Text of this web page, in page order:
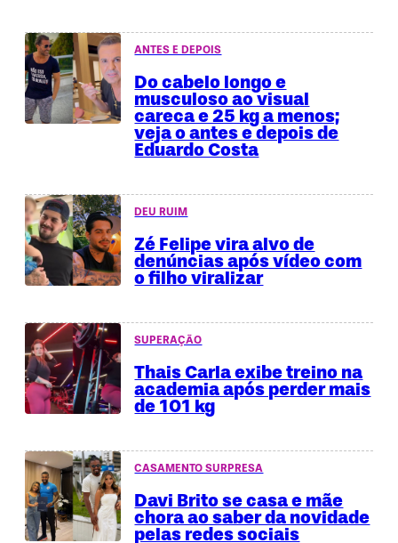
ANTES E DEPOIS
Do cabelo longo e
musculoso ao visual
careca e 25 kg a menos;
veja o antes e depois de
Eduardo Costa
DEU RUIM
Zé Felipe vira alvo de
denúncias após vídeo com
o filho viralizar
SUPERAÇÃO
Thais Carla exibe treino na
academia após perder mais
de 101 kg
CASAMENTO SURPRESA
Davi Brito se casa e mãe
chora ao saber da novidade
pelas redes sociais